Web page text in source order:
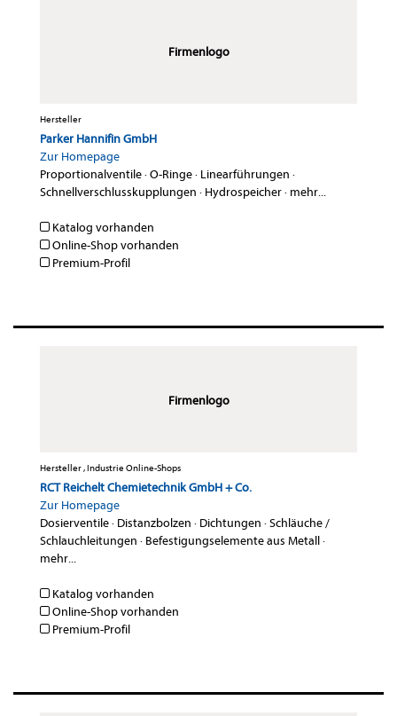
Firmenlogo
Hersteller
Parker Hannifin GmbH
Zur Homepage
Proportionalventile·O-Ringe· Linearführungen ·
Schnellverschlusskupplungen · Hydrospeicher· mehr...
Katalog vorhanden
Online-Shop vorhanden
Premium-Profil
Firmenlogo
Hersteller , Industrie Online-Shops
RCT Reichelt Chemietechnik GmbH + Co.
Zur Homepage
Dosierventile· Distanzbolzen · Dichtungen ·Schläuche /
Schlauchleitungen · Befestigungselemente aus Metall·
mehr...
Katalog vorhanden
Online-Shop vorhanden
Premium-Profil